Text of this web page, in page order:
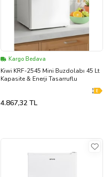
Kargo Bedava
Kiwi KRF-2545 Mini Buzdolabı 45 Lt
Kapasite & Enerji Tasarruflu
4.867,32 TL